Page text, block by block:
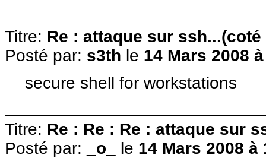
Titre: Re : attaque sur
Posté par: s3th le 14 Mars 2008
secure shell for workstations
Titre: Re : Re : Re : attaque sur
Posté par:
_o_ le 14 Mars 2008 à